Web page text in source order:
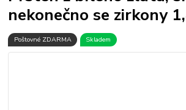
nekonečno se zirkony
Poštovné ZDARMA Skladem